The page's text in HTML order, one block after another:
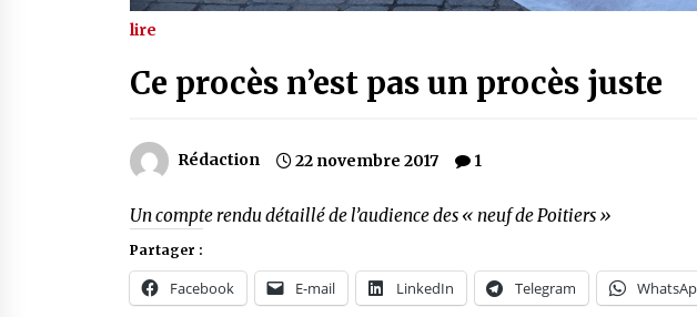
lire
Ce procès n’est pas un procès juste
Rédaction 22 novembre 2017 1
Un compte rendu détaillé de l’audience des « neuf de Poitiers »
Partager :
Facebook E-mail LinkedIn Telegram